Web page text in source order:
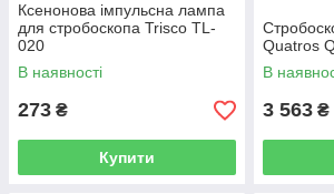
Ксенонова імпульсна лампа
для стробоскопа Trisco TL-
020
В наявності
273 ₴
Купити
Quatros
В
3 563 ₴